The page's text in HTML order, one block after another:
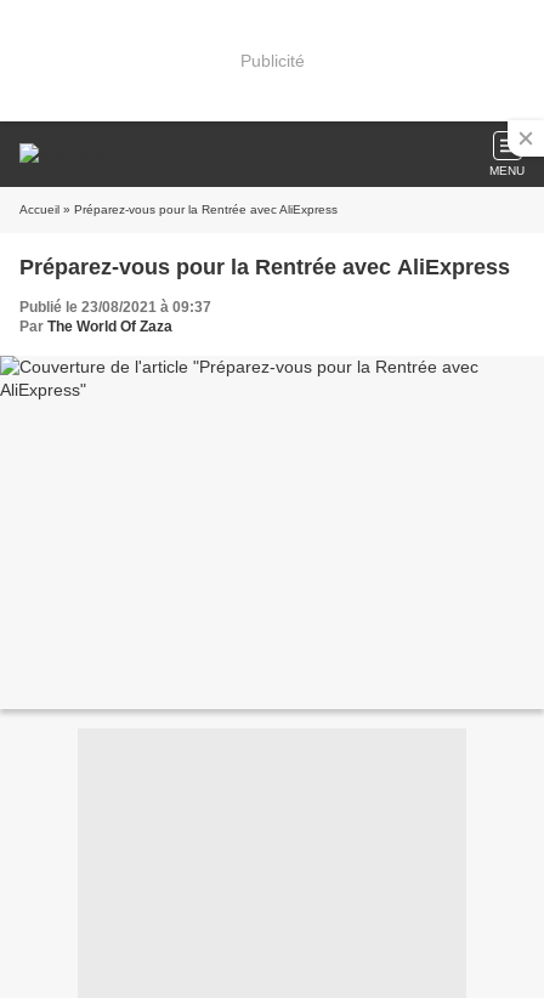
Publicité
MENU
Accueil » Préparez-vous pour la Rentrée avec AliExpress
Préparez-vous pour la Rentrée avec AliExpress
Publié le 23/08/2021 à 09:37
Par The World Of Zaza